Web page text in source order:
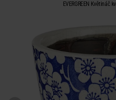
EVERGREEN Květináč